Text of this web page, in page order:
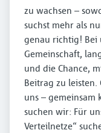
zu wachsen –
suchst mehr als
genau richtig! Bei
Gemeinschaft,
und die Chance,
Beitrag zu
uns – gemeinsam
suchen wir: Für
Verteilnetze“